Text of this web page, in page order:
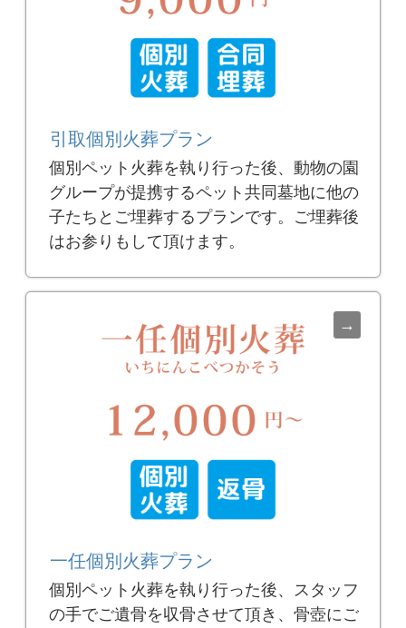
引取個別火葬プラン
個別ペット火葬を執り行った後、動物の園
グループが提携するペット共同墓地に他の
子たちとご埋葬するプランです。ご埋葬後
はお参りもして頂けます。
一任個別火葬プラン
個別ペット火葬を執り行った後、スタッフ
の手でご遺骨を収骨させて頂き、骨壺にご